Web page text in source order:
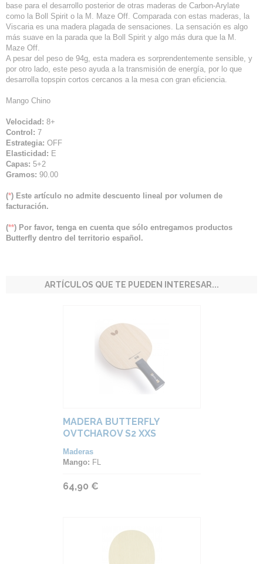
base para el desarrollo posterior de otras maderas de Carbon-Arylate
como la Boll Spirit o la M. Maze Off. Comparada con estas maderas, la
Viscaria es una madera plagada de sensaciones. La sensación es algo
más suave en la parada que la Boll Spirit y algo más dura que la M.
Maze Off.
A pesar del peso de 94g, esta madera es sorprendentemente sensible, y
por otro lado, este peso ayuda a la transmisión de energía, por lo que
desarrolla topspin cortos cercanos a la mesa con gran eficiencia.
Mango Chino
Velocidad: 8+
Control: 7
Estrategia: OFF
Elasticidad: E
Capas: 5+2
Gramos: 90.00
(*) Este artículo no admite descuento lineal por volumen de
facturación.
(**) Por favor, tenga en cuenta que sólo entregamos productos
Butterfly dentro del territorio español.
ARTÍCULOS QUE TE PUEDEN INTERESAR...
MADERA BUTTERFLY
OVTCHAROV S2 XXS
Maderas
Mango: FL
64,90 €